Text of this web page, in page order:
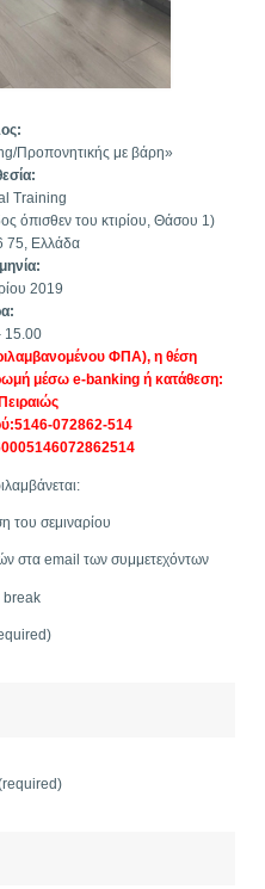
Προπονητικής με βάρη»
Training
όπισθεν του κτιρίου, Θάσου 1)
75, Ελλάδα
2019
15.00
ΦΠΑ), η θέση
μέσω e-banking ή κατάθεση:
072862-514
του σεμιναρίου
στα email των συμμετεχόντων
break